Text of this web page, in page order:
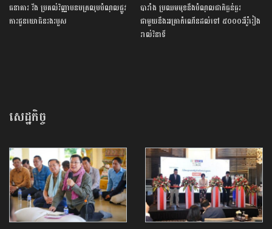
ធនាគារ វីង ប្រគល់វិញ្ញាបនបត្រលុបបំណុលផ្លូវ
ការជូនយោធិនរងរបួស
បារាំង ប្រឈមមុខនឹងបំណុលជាតិធ្ងន់ធ្ងរ
ជាមួយនឹងអត្រាកំណើនដល់ទៅ ៥០០០អឺរ៉ូរៀង
រាល់វិនាទី
សេដ្ឋកិច្ច